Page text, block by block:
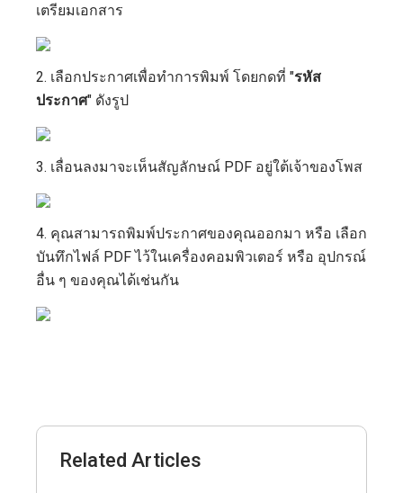
เตรียมเอกสาร
2. เลือกประกาศเพื่อทำการพิมพ์ โดยกดที่ "รหัส
ประกาศ" ดังรูป
3. เลื่อนลงมาจะเห็นสัญลักษณ์ PDF อยู่ใต้เจ้าของโพส
4. คุณสามารถพิมพ์ประกาศของคุณออกมา หรือ เลือก
บันทึกไฟล์ PDF ไว้ในเครื่องคอมพิวเตอร์ หรือ อุปกรณ์
อื่น ๆ ของคุณได้เช่นกัน
Related Articles